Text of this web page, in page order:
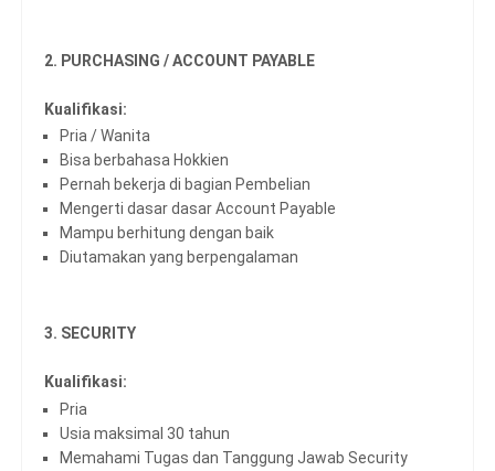
2. PURCHASING / ACCOUNT PAYABLE
Kualifikasi:
Pria / Wanita
Bisa berbahasa Hokkien
Pernah bekerja di bagian Pembelian
Mengerti dasar dasar Account Payable
Mampu berhitung dengan baik
Diutamakan yang berpengalaman
3. SECURITY
Kualifikasi:
Pria
Usia maksimal 30 tahun
Memahami Tugas dan Tanggung Jawab Security